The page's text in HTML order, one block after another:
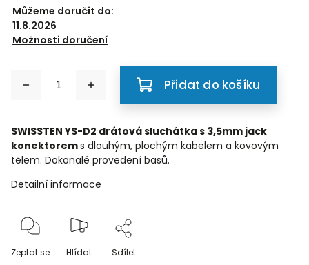
Můžeme doručit do:
11.8.2026
Možnosti doručení
Přidat do košíku
SWISSTEN YS-D2 drátová sluchátka s 3,5mm jack
konektorems dlouhým, plochým kabelem a kovovým
tělem. Dokonalé provedení basů.
Detailní informace
Zeptat se Hlídat Sdílet